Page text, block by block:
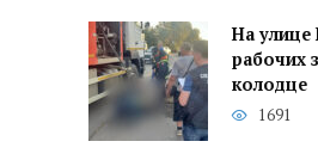
На улице
рабочих
колодце
1691